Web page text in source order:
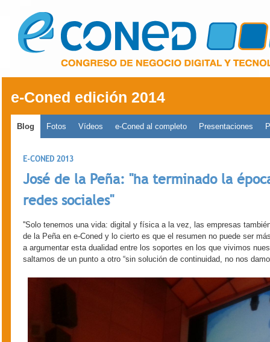
e-Coned edición 2014
Menú principal 2014
Blog Fotos Vídeos e-Coned al completo Presentaciones
E-CONED 2013
José de la Peña: "ha terminado la
redes sociales"
''Solo tenemos una vida: digital y física a la vez, las empresas
de la Peña en e-Coned y lo cierto es que el resumen no puede ser
a argumentar esta dualidad entre los soportes en los que vivimos
saltamos de un punto a otro “sin solución de continuidad, no nos